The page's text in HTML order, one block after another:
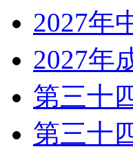
2027年
2027年
第三十
第三十